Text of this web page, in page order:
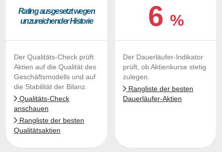
Ra­ting aus­ge­setzt we­gen
un­zu­rei­chen­der His­to­rie
Der Qualitäts-Check prüft
Aktien auf die Qualität des
Geschäftsmodells und auf
die Stabilität der Bilanz.
Qualitäts-Check
anschauen
Rangliste der besten
Qualitätsaktien
6 %
Der Dauerläufer-Indikator
prüft, ob Aktienkurse stetig
zulegen.
Rangliste der besten
Dauerläufer-Aktien